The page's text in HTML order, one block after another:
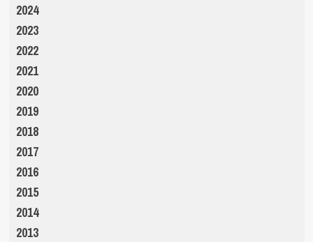
2024
2023
2022
2021
2020
2019
2018
2017
2016
2015
2014
2013